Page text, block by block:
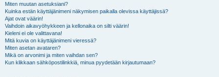
Miten muutan asetuksiani?
Kuinka estän käyttäjänimeni näkymisen paikalla olevissa käyttäjissä?
Ajat ovat väärin!
Vaihdoin aikavyöhykkeen ja kellonaika on silti väärin!
Kieleni ei ole valittavana!
Mitä kuvia on käyttäjänimeni vieressä?
Miten asetan avataren?
Mikä on arvonimi ja miten vaihdan sen?
Kun klikkaan sähköpostilinkkiä, minua pyydetään kirjautumaan?